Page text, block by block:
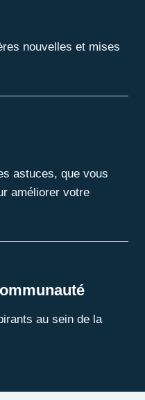
nouvelles et mises
astuces, que vous
améliorer votre
au sein de la